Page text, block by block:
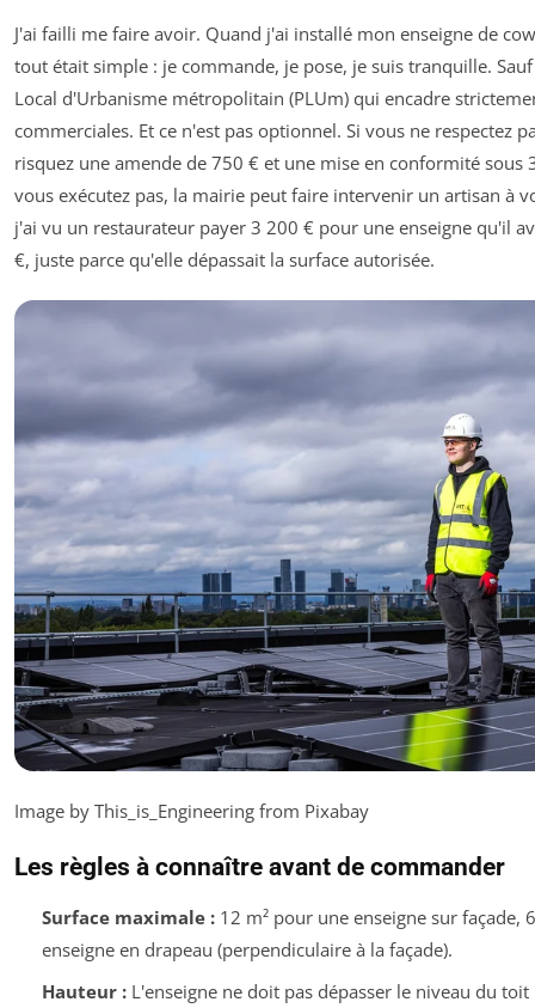
J'ai failli me faire avoir. Quand j'ai installé mon enseigne de
tout était simple : je commande, je pose, je suis tranquille.
Local d'Urbanisme métropolitain (PLUm) qui encadre
commerciales. Et ce n'est pas optionnel. Si vous ne respectez
risquez une amende de 750 € et une mise en conformité sous
vous exécutez pas, la mairie peut faire intervenir un artisan à
j'ai vu un restaurateur payer 3 200 € pour une enseigne qu'il
€, juste parce qu'elle dépassait la surface autorisée.
Image by This_is_Engineering from Pixabay
Les règles à connaître avant de commander
Surface maximale :12 m² pour une enseigne sur façade,
enseigne en drapeau (perpendiculaire à la façade).
Hauteur :L'enseigne ne doit pas dépasser le niveau du